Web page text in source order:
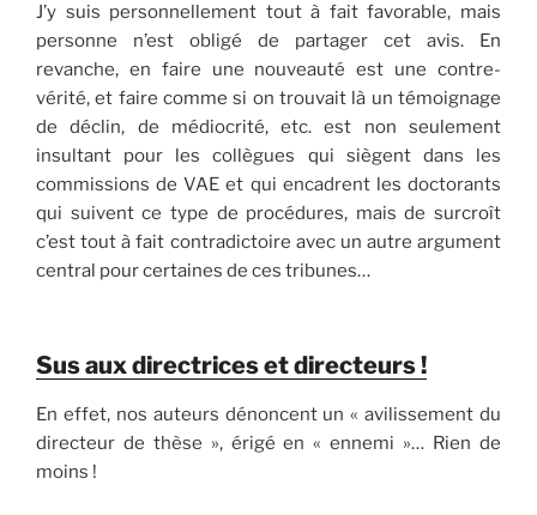
J’y suis personnellement tout à fait favorable, mais
personne n’est obligé de partager cet avis. En
revanche, en faire une nouveauté est une contre-
vérité, et faire comme si on trouvait là un témoignage
de déclin, de médiocrité, etc. est non seulement
insultant pour les collègues qui siègent dans les
commissions de VAE et qui encadrent les doctorants
qui suivent ce type de procédures, mais de surcroît
c’est tout à fait contradictoire avec un autre argument
central pour certaines de ces tribunes…
Sus aux directrices et directeurs !
En effet, nos auteurs dénoncent un « avilissement du
directeur de thèse », érigé en « ennemi »… Rien de
moins !